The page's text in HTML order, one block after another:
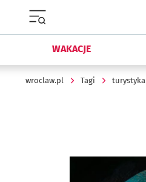
WAKACJE
wroclaw.pl Tagi turystyka